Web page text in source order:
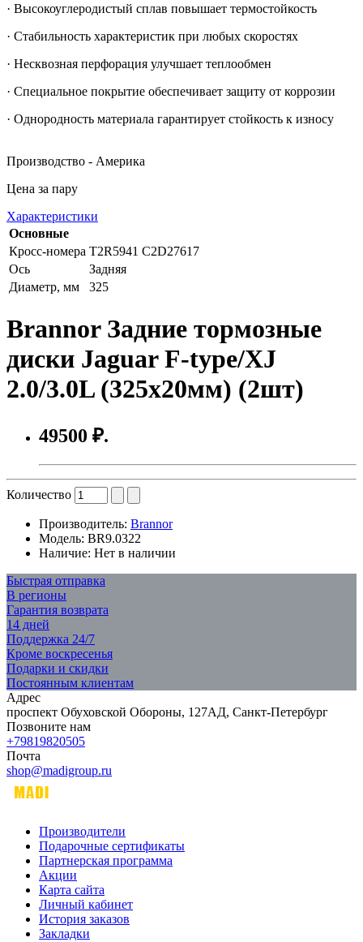
· Высокоуглеродистый сплав повышает термостойкость
· Стабильность характеристик при любых скоростях
· Несквозная перфорация улучшает теплообмен
· Специальное покрытие обеспечивает защиту от коррозии
· Однородность материала гарантирует стойкость к износу
Производство - Америка
Цена за пару
Характеристики
Основные
Кросс-номера T2R5941 C2D27617
Ось
Задняя
Диаметр, мм
325
Brannor Задние тормозные
диски Jaguar F-type/XJ
2.0/3.0L (325x20мм) (2шт)
49500 ₽.
Количество
Производитель: Brannor
Модель: BR9.0322
Наличие: Нет в наличии
Быстрая отправка
В регионы
Гарантия возврата
14 дней
Поддержка 24/7
Кроме воскресенья
Подарки и скидки
Постоянным клиентам
Адрес
проспект Обуховской Обороны, 127АД, Санкт-Петербург
Позвоните нам
+79819820505
Почта
shop@madigroup.ru
Производители
Подарочные сертификаты
Партнерская программа
Акции
Карта сайта
Личный кабинет
История заказов
Закладки